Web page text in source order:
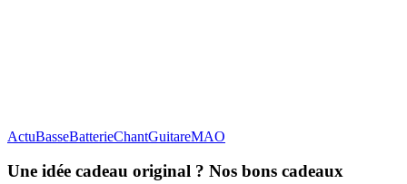
ActuBasseBatterieChantGuitareMAO
Une idée cadeau original ? Nos bons cadeaux